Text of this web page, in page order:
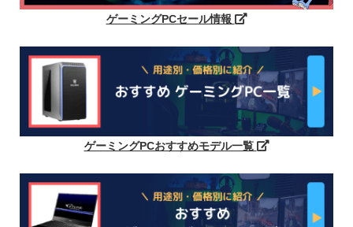
ゲーミングPCセール情報
ゲーミングPCおすすめモデル一覧